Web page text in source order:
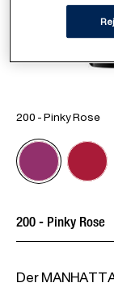
200 - Pinky Rose
Der